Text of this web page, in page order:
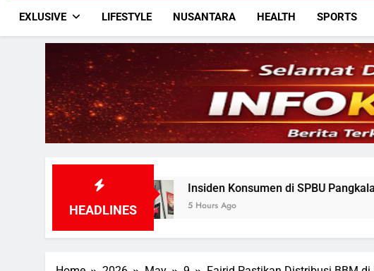
EXLUSIVE LIFESTYLE NUSANTARA HEALTH SPORTS
HEADLINES
Insiden Konsumen di SPBU Pangkalan Bun Ditangani
5 Hours Ago